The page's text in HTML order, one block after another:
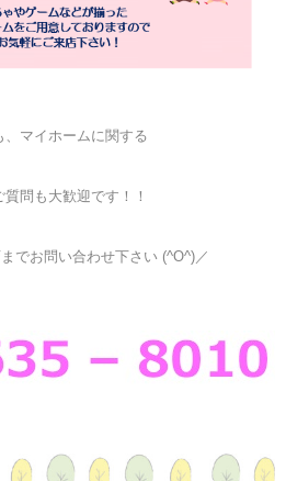
、マイホームに関する
質問も大歓迎です！！
でお問い合わせ下さい (^O^)／